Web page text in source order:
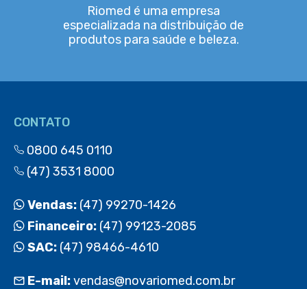
Riomed é uma empresa
especializada na distribuição de
produtos para saúde e beleza.
CONTATO
0800 645 0110
(47) 3531 8000
Vendas: (47) 99270-1426
Financeiro: (47) 99123-2085
SAC: (47) 98466-4610
E-mail:vendas@novariomed.com.br